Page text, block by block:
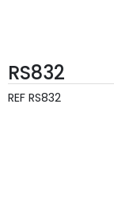
RS832
REF RS832